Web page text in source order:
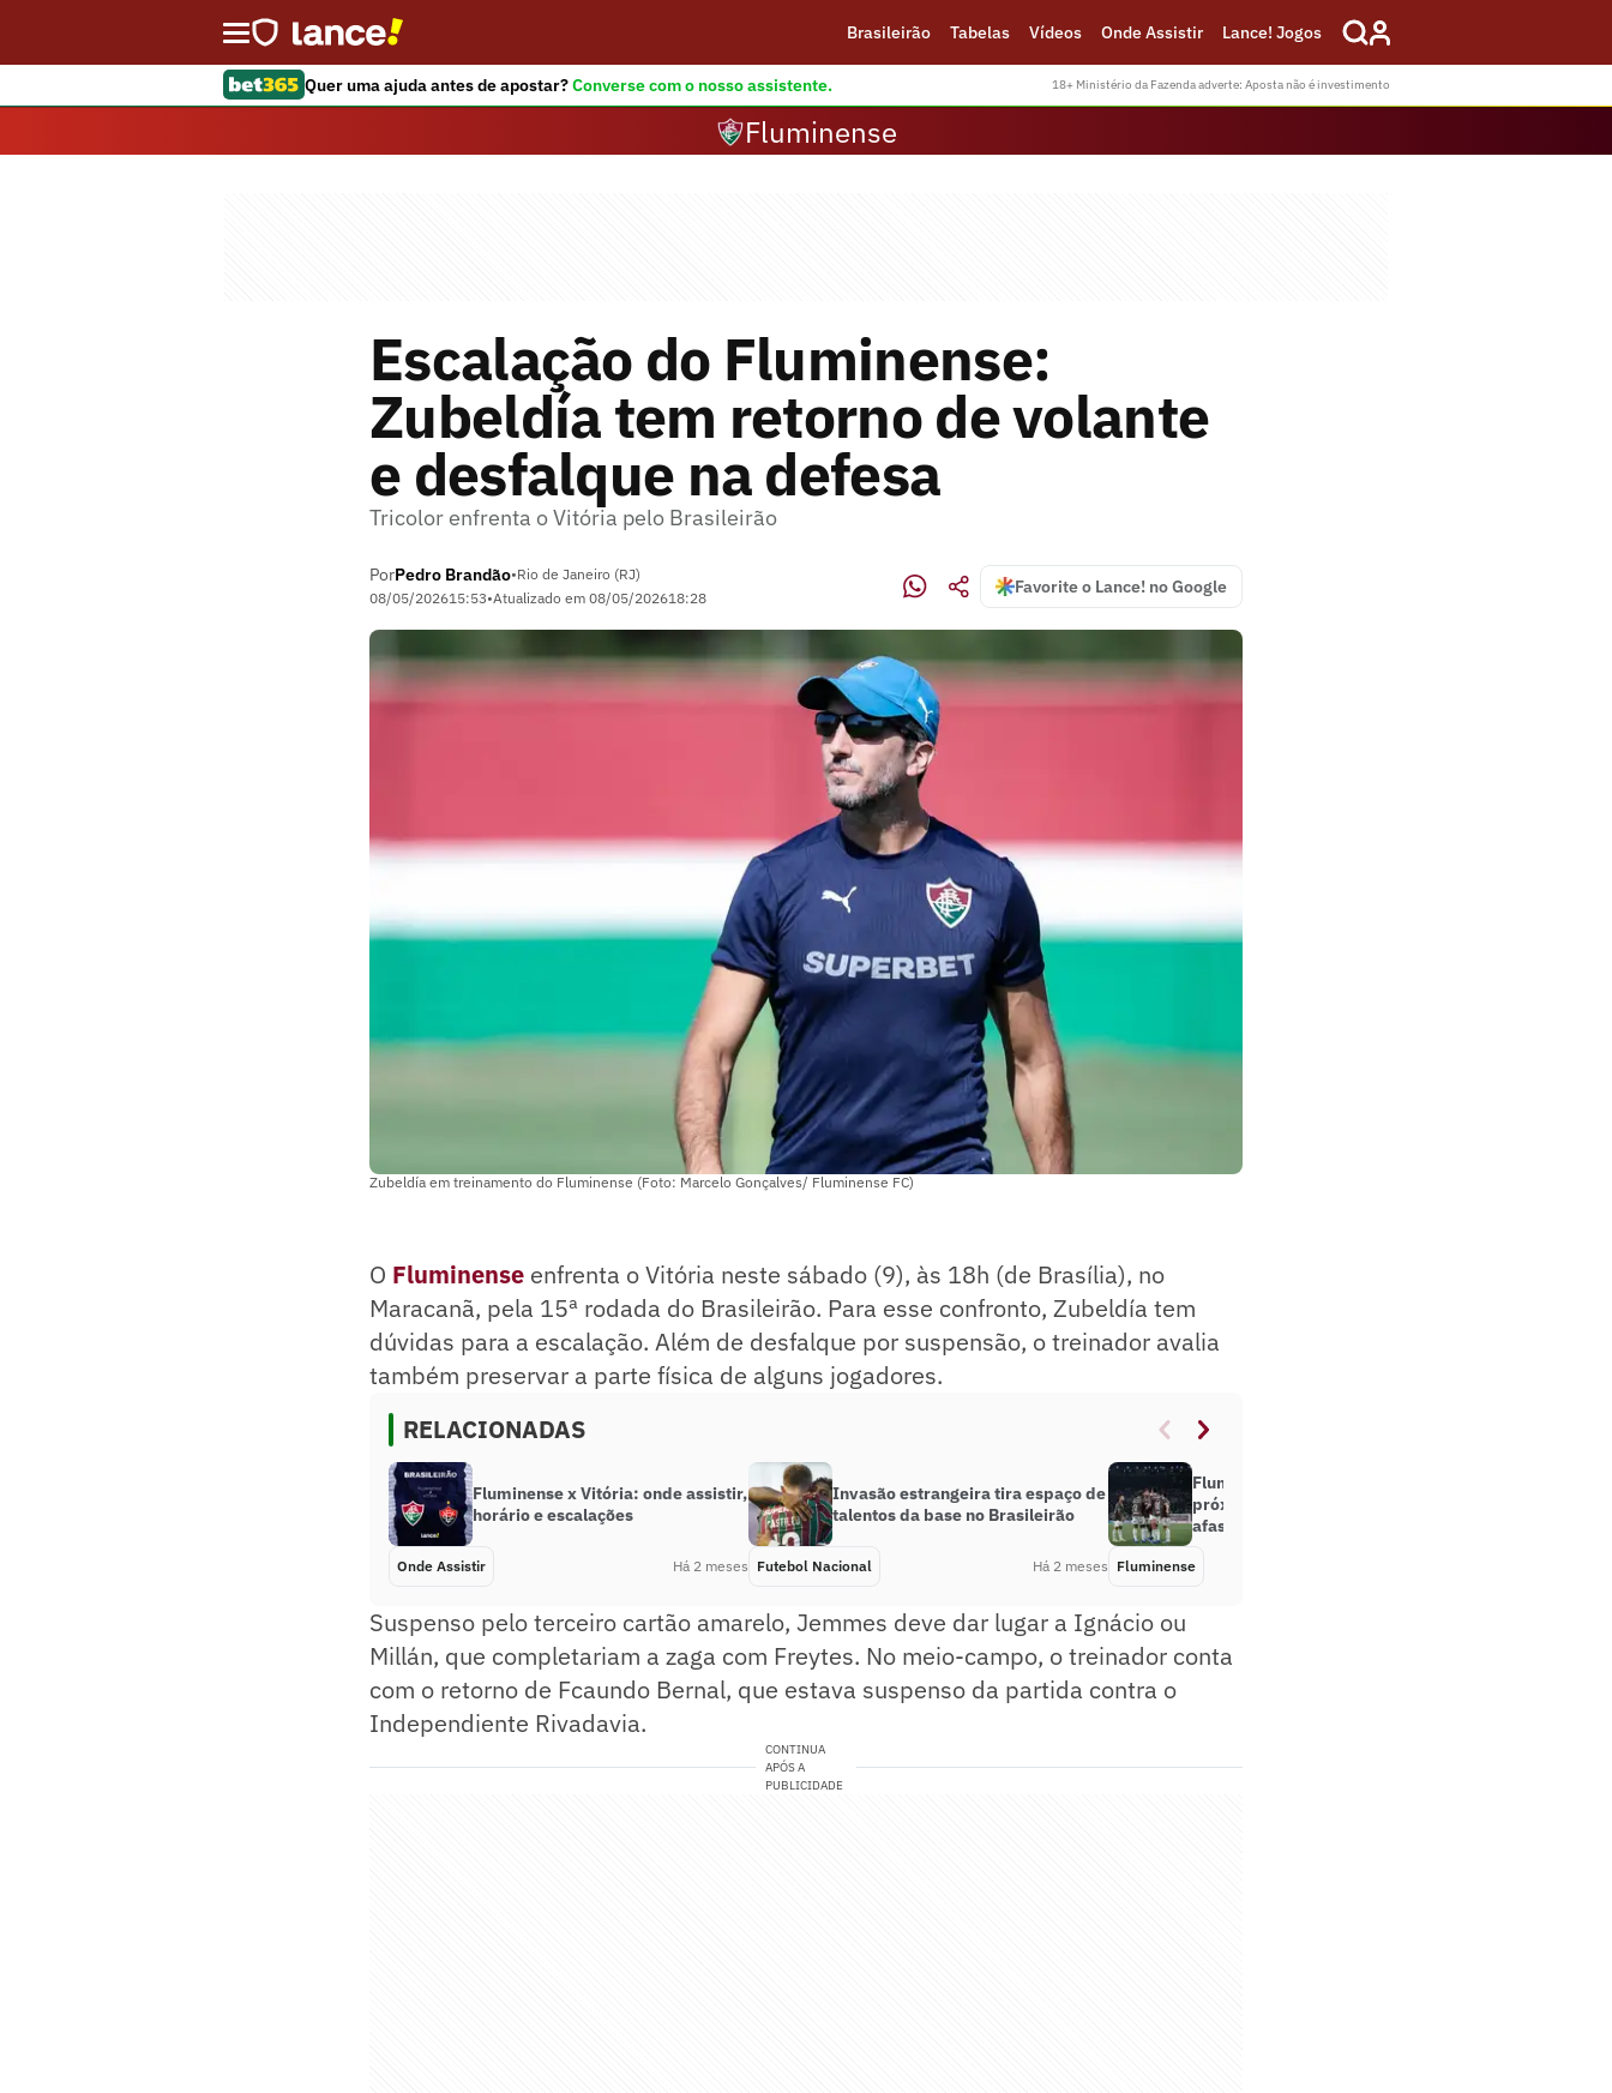
Brasileirão Tabelas Vídeos Onde Assistir Lance! Jogos
Quer uma ajuda antes de apostar?Converse com o nosso assistente. 18+ Ministério da Fazenda adverte: Aposta não é investimento
Fluminense
Escalação do Fluminense:
Zubeldía tem retorno de volante
e desfalque na defesa
Tricolor enfrenta o Vitória pelo Brasileirão
PorPedro Brandão•Rio de Janeiro (RJ)
08/05/202615:53•Atualizado em 08/05/202618:28
Favorite o Lance! no Google
Zubeldía em treinamento do Fluminense (Foto: Marcelo Gonçalves/ Fluminense FC)
O Fluminense enfrenta o Vitória neste sábado (9), às 18h (de Brasília), no
Maracanã, pela 15ª rodada do Brasileirão. Para esse confronto, Zubeldía tem
dúvidas para a escalação. Além de desfalque por suspensão, o treinador avalia
também preservar a parte física de alguns jogadores.
RELACIONADAS
Fluminense x Vitória: onde assistir,
horário e escalações
Onde Assistir Há 2 meses
Invasão estrangeira tira espaço de
talentos da base no Brasileirão
Futebol Nacional Há 2 meses
Fluminense ganha reforço nos
próximos quatro jogos para
afastar crise
Fluminense
Suspenso pelo terceiro cartão amarelo, Jemmes deve dar lugar a Ignácio ou
Millán, que completariam a zaga com Freytes. No meio-campo, o treinador conta
com o retorno de Fcaundo Bernal, que estava suspenso da partida contra o
Independiente Rivadavia.
CONTINUA
APÓS A
PUBLICIDADE